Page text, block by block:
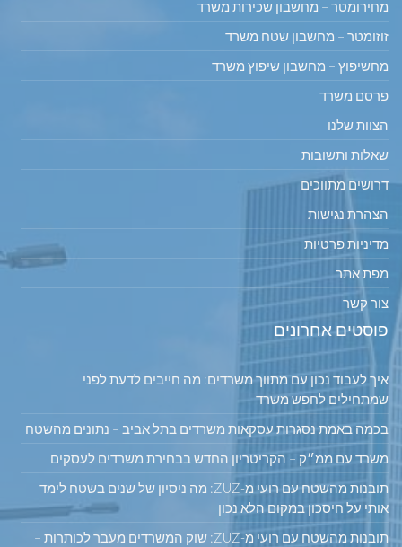
מחירומטר – מחשבון שכירות משרד
זוזומטר – מחשבון שטח משרד
מחשיפוץ – מחשבון שיפוץ משרד
פרסם משרד
הצוות שלנו
שאלות ותשובות
דרושים מתווכים
הצהרת נגישות
מדיניות פרטיות
מפת אתר
צור קשר
פוסטים אחרונים
איך לעבוד נכון עם מתווך משרדים: מה חייבים לדעת לפני
שמתחילים לחפש משרד
בכמה באמת נסגרות עסקאות משרדים בתל אביב – נתונים מהשטח
משרד עם ממ״ק – הקריטריון החדש בבחירת משרדים לעסקים
תובנות מהשטח עם רועי מ-ZUZ: מה ניסיון של שנים בשטח לימד
אותי על חיסכון במקום הלא נכון
תובנות מהשטח עם רועי מ-ZUZ: שוק המשרדים מעבר לכותרות –